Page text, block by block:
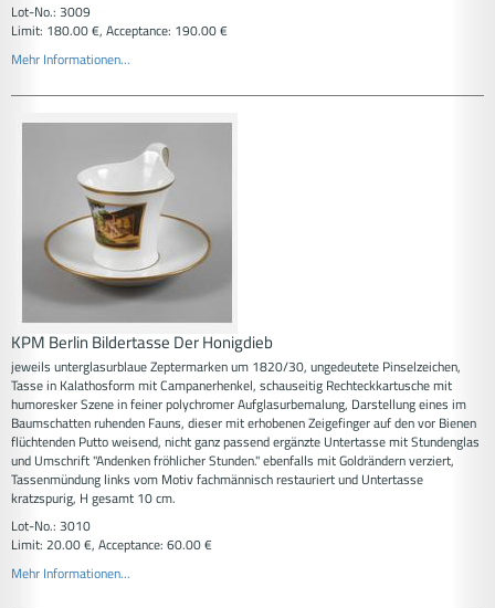
Lot-No.: 3009
Limit: 180.00 €, Acceptance: 190.00 €
Mehr Informationen...
KPM Berlin Bildertasse Der Honigdieb
jeweils unterglasurblaue Zeptermarken um 1820/30, ungedeutete Pinselzeichen,
Tasse in Kalathosform mit Campanerhenkel, schauseitig Rechteckkartusche mit
humoresker Szene in feiner polychromer Aufglasurbemalung, Darstellung eines im
Baumschatten ruhenden Fauns, dieser mit erhobenen Zeigefinger auf den vor Bienen
flüchtenden Putto weisend, nicht ganz passend ergänzte Untertasse mit Stundenglas
und Umschrift "Andenken fröhlicher Stunden." ebenfalls mit Goldrändern verziert,
Tassenmündung links vom Motiv fachmännisch restauriert und Untertasse
kratzspurig, H gesamt 10 cm.
Lot-No.: 3010
Limit: 20.00 €, Acceptance: 60.00 €
Mehr Informationen...